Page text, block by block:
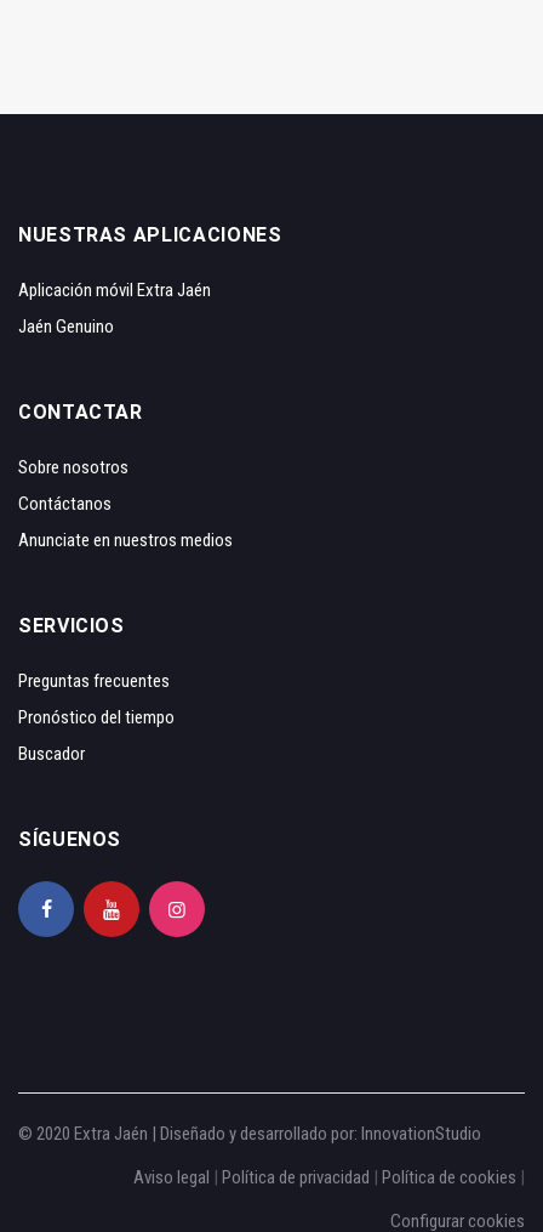
NUESTRAS APLICACIONES
Aplicación móvil Extra Jaén
Jaén Genuino
CONTACTAR
Sobre nosotros
Contáctanos
Anunciate en nuestros medios
SERVICIOS
Preguntas frecuentes
Pronóstico del tiempo
Buscador
SÍGUENOS
© 2020 Extra Jaén | Diseñado y desarrollado por: InnovationStudio
Aviso legal | Política de privacidad | Política de cookies |
Configurar cookies